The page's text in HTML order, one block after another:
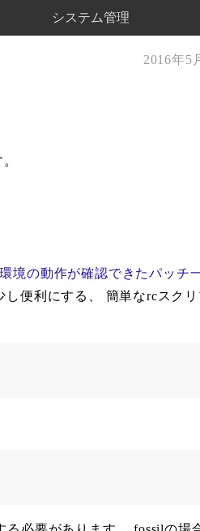
システム管理
2016年5
境の動作が確認できたパッチ
便利にする、 簡単なrcスク